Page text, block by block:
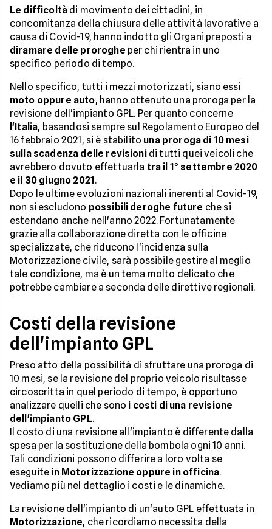
Le difficoltà di movimento dei cittadini, in
concomitanza della chiusura delle attività lavorative a
causa di Covid-19, hanno indotto gli Organi preposti a
diramare delle proroghe per chi rientra in uno
specifico periodo di tempo.
Nello specifico, tutti i mezzi motorizzati, siano essi
moto oppure auto, hanno ottenuto una proroga per la
revisione dell'impianto GPL. Per quanto concerne
l'Italia, basandosi sempre sul Regolamento Europeo del
16 febbraio 2021, si è stabilito una proroga di 10 mesi
sulla scadenza delle revisionidi tutti quei veicoli che
avrebbero dovuto effettuarla tra il 1° settembre 2020
e il 30 giugno 2021 .
Dopo le ultime evoluzioni nazionali inerenti al Covid-19,
non si escludono possibili deroghe future che si
estendano anche nell'anno 2022. Fortunatamente
grazie alla collaborazione diretta con le officine
specializzate, che riducono l'incidenza sulla
Motorizzazione civile, sarà possibile gestire al meglio
tale condizione, ma è un tema molto delicato che
potrebbe cambiare a seconda delle direttive regionali.
Costi della revisione
dell'impianto GPL
Preso atto della possibilità di sfruttare una proroga di
10 mesi, se la revisione del proprio veicolo risultasse
circoscritta in quel periodo di tempo, è opportuno
analizzare quelli che sono i costi di una revisione
dell'impianto GPL.
Il costo di una revisione all'impianto è differente dalla
spesa per la sostituzione della bombola ogni 10 anni.
Tali condizioni possono differire a loro volta se
eseguite in Motorizzazione oppure in officina.
Vediamo più nel dettaglio i costi e le dinamiche.
La revisione dell'impianto di un'auto GPL effettuata in
Motorizzazione, che ricordiamo necessita della